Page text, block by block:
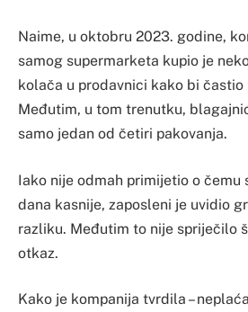
Naime, u oktobru 2023. godine,
samog supermarketa kupio je
kolača u prodavnici kako bi
Međutim, u tom trenutku,
samo jedan od četiri pakovanja.
Iako nije odmah primijetio o čemu
dana kasnije, zaposleni je uvidio
razliku. Međutim to nije spriječilo
otkaz.
Kako je kompanija tvrdila –